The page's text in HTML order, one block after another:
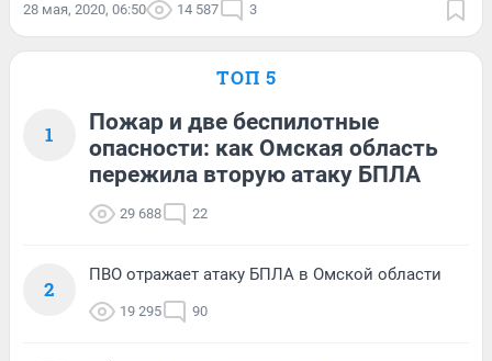
28 мая, 2020, 06:50 14 587 3
ТОП 5
1
Пожар и две беспилотные
опасности: как Омская область
пережила вторую атаку БПЛА
29 688 22
2
ПВО отражает атаку БПЛА в Омской области
19 295 90